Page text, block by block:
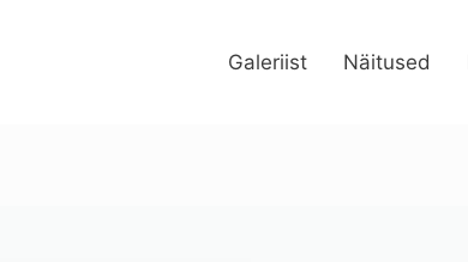
Galeriist Näitused